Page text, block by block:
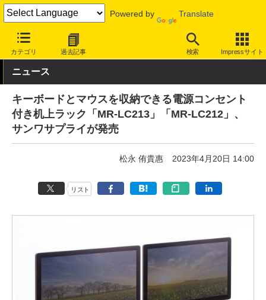
Powered by Translate
カテゴリ 過去記事 検索 Impressサイト
INTERNET Watch トピック ワークスペース
ニュース
キーボードとマウスを収納できる電源コンセント
付き机上ラック「MR-LC213」「MR-LC212」、
サンワサプライが発売
松永 侑貴惠 2023年4月20日 14:00
リスト